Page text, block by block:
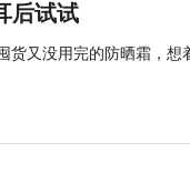
后试试
又没用完的防晒霜，